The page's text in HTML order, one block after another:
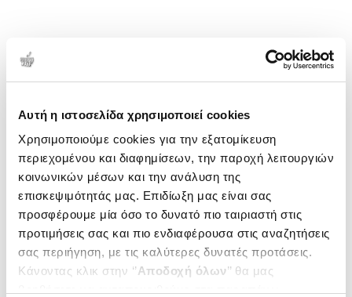
Αυτή η ιστοσελίδα χρησιμοποιεί cookies
Χρησιμοποιούμε cookies για την εξατομίκευση
περιεχομένου και διαφημίσεων, την παροχή λειτουργιών
κοινωνικών μέσων και την ανάλυση της
επισκεψιμότητάς μας. Επιδίωξη μας είναι σας
προσφέρουμε μία όσο το δυνατό πιο ταιριαστή στις
προτιμήσεις σας και πιο ενδιαφέρουσα στις αναζητήσεις
σας περιήγηση, με τις καλύτερες δυνατές προτάσεις.
Κάνοντας κλικ στην ‘’Αποδοχή όλων’’ θα μας